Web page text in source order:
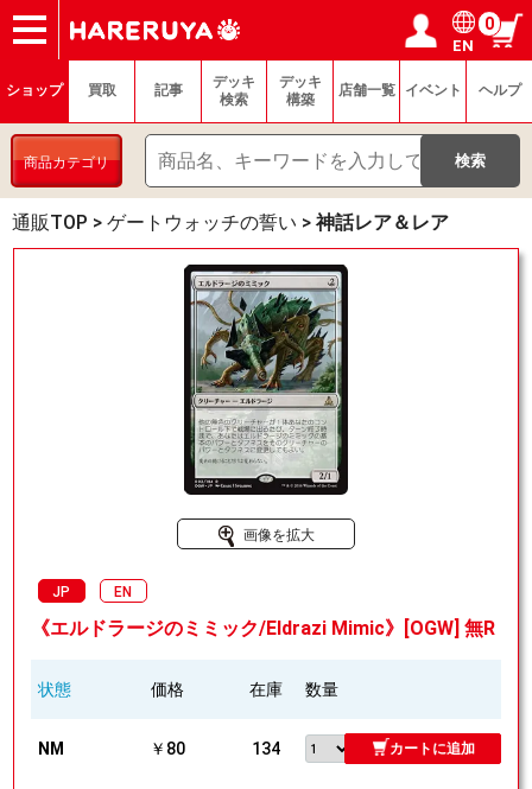
ショップ
買取
記事
デッキ検索
デッキ構築
選手一覧
店舗一覧
イベント
ヘルプ
お問い合わせ ログイン／会員登録
マイページ
EN
0
ショップ 買取 記事
デッキ
検索
デッキ
構築
店舗一覧 イベント ヘルプ
商品カテゴリ
通販TOP > ゲートウォッチの誓い > 神話レア＆レア
画像を拡大
JP EN
《エルドラージのミミック/Eldrazi Mimic》[OGW] 無R
状態 価格 在庫 数量
NM ￥80 134 カートに追加